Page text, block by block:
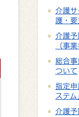
介護
護・要
介護予
（事
総合事
ついて
指定
ステ
介護予